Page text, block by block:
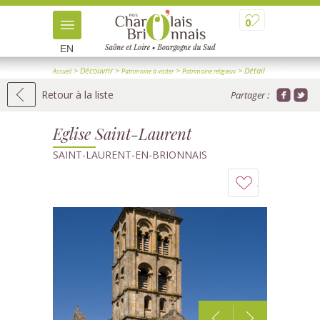
0
EN
Accueil> Découvrir> Patrimoine à visiter> Patrimoine religieux> Détail
Retour à la liste Partager :
Eglise Saint-Laurent
SAINT-LAURENT-EN-BRIONNAIS
à